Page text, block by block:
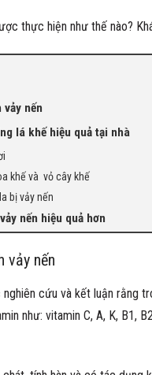
thực hiện như thế nào?
nến
lá khế hiệu quả tại nhà
khế và vỏ cây khế
bị vảy nến
nến hiệu quả hơn
vảy nến
cứu và kết luận rằng
như: vitamin C, A, K, B1,